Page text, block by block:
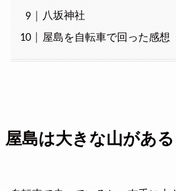
八坂神社
屋島を自転車で回った感想
屋島は大きな山がある